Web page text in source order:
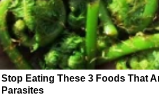
Stop Eating These 3 Foods That
Parasites